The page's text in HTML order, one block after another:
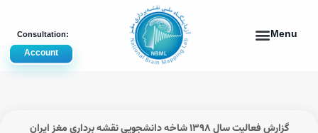
Account
گزارش فعالیت سال ۱۳۹۸ شاخه دانشجویی نقشه برداری مغز ایران